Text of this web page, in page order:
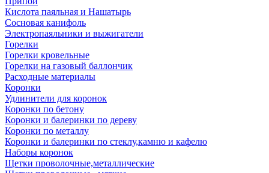
Кислота паяльная и Нашатырь
Сосновая канифоль
Электропаяльники и выжигатели
Горелки
Горелки кровельные
Горелки на газовый баллончик
Расходные материалы
Коронки
Удлинители для коронок
Коронки по бетону
Коронки и балеринки по дереву
Коронки по металлу
Коронки и балеринки по стеклу,камню и кафелю
Наборы коронок
Щетки проволочные,металлические